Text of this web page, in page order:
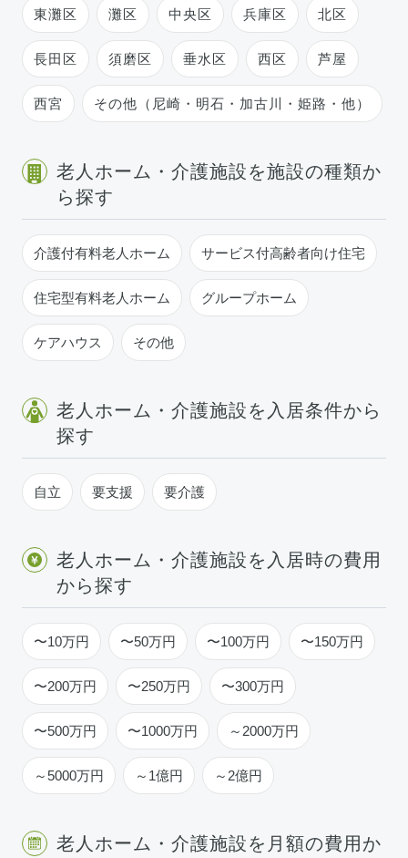
東灘区 灘区 中央区 兵庫区 北区
長田区 須磨区 垂水区 西区 芦屋
西宮 その他（尼崎・明石・加古川・姫路・他）
老人ホーム・介護施設を施設の種類か
ら探す
介護付有料老人ホーム サービス付高齢者向け住宅
住宅型有料老人ホーム グループホーム
ケアハウス その他
老人ホーム・介護施設を入居条件から
探す
自立 要支援 要介護
老人ホーム・介護施設を入居時の費用
から探す
〜10万円 〜50万円 〜100万円 〜150万円
〜200万円 〜250万円 〜300万円
〜500万円 〜1000万円 ～2000万円
～5000万円 ～1億円 ～2億円
老人ホーム・介護施設を月額の費用か